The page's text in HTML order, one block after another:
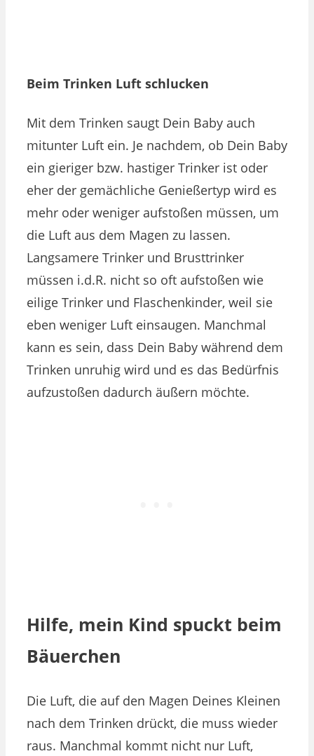
Beim Trinken Luft schlucken
Mit dem Trinken saugt Dein Baby auch
mitunter Luft ein. Je nachdem, ob Dein Baby
ein gieriger bzw. hastiger Trinker ist oder
eher der gemächliche Genießertyp wird es
mehr oder weniger aufstoßen müssen, um
die Luft aus dem Magen zu lassen.
Langsamere Trinker und Brusttrinker
müssen i.d.R. nicht so oft aufstoßen wie
eilige Trinker und Flaschenkinder, weil sie
eben weniger Luft einsaugen. Manchmal
kann es sein, dass Dein Baby während dem
Trinken unruhig wird und es das Bedürfnis
aufzustoßen dadurch äußern möchte.
Hilfe, mein Kind spuckt beim
Bäuerchen
Die Luft, die auf den Magen Deines Kleinen
nach dem Trinken drückt, die muss wieder
raus. Manchmal kommt nicht nur Luft,